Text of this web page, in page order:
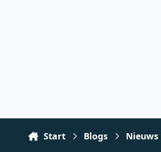
Start Blogs Nieuws